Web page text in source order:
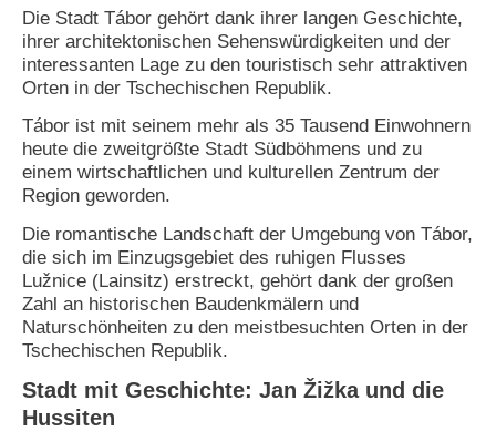
w
o
r
t
e
s
a
w
t
Die Stadt Tábor gehört dank ihrer langen Geschichte,
ihrer architektonischen Sehenswürdigkeiten und der
interessanten Lage zu den touristisch sehr attraktiven
Orten in der Tschechischen Republik.
Tábor ist mit seinem mehr als 35 Tausend Einwohnern
heute die zweitgrößte Stadt Südböhmens und zu
einem wirtschaftlichen und kulturellen Zentrum der
Region geworden.
Die romantische Landschaft der Umgebung von Tábor,
die sich im Einzugsgebiet des ruhigen Flusses
Lužnice (Lainsitz) erstreckt, gehört dank der großen
Zahl an historischen Baudenkmälern und
Naturschönheiten zu den meistbesuchten Orten in der
Tschechischen Republik.
Stadt mit Geschichte: Jan Žižka und die
Hussiten